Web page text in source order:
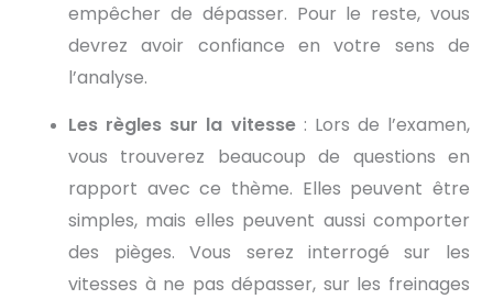
empêcher de dépasser. Pour le reste, vous
devrez avoir confiance en votre sens de
l’analyse.
Les règles sur la vitesse: Lors de l’examen,
vous trouverez beaucoup de questions en
rapport avec ce thème. Elles peuvent être
simples, mais elles peuvent aussi comporter
des pièges. Vous serez interrogé sur les
vitesses à ne pas dépasser, sur les freinages